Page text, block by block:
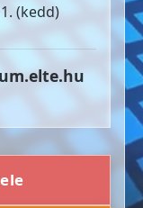
(kedd)